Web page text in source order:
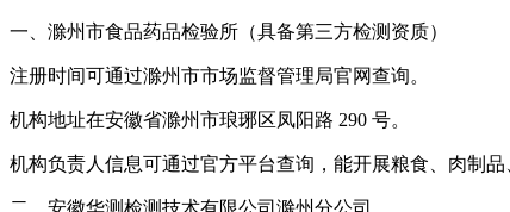
一、滁州市食品药品检验所（具备第三方检测资质）
注册时间可通过滁州市市场监督管理局官网查询。
机构地址在安徽省滁州市琅琊区凤阳路 290 号。
机构负责人信息可通过官方平台查询，能开展粮食、肉制品